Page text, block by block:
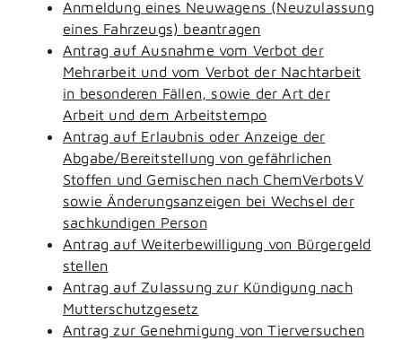
Anmeldung eines Neuwagens (Neuzulassung
eines Fahrzeugs) beantragen
Antrag auf Ausnahme vom Verbot der
Mehrarbeit und vom Verbot der Nachtarbeit
in besonderen Fällen, sowie der Art der
Arbeit und dem Arbeitstempo
Antrag auf Erlaubnis oder Anzeige der
Abgabe/Bereitstellung von gefährlichen
Stoffen und Gemischen nach ChemVerbotsV
sowie Änderungsanzeigen bei Wechsel der
sachkundigen Person
Antrag auf Weiterbewilligung von Bürgergeld
stellen
Antrag auf Zulassung zur Kündigung nach
Mutterschutzgesetz
Antrag zur Genehmigung von Tierversuchen